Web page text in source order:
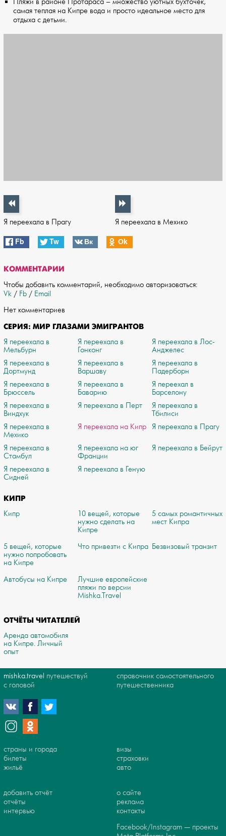
самая теплая на Кипре вода и просто идеальное место для
отдыха с детьми.
Я переехала в Прагу Я переехала в Мехико
Fb Tw Вк Оk
КОММЕНТАРИИ
Чтобы добавить комментарий, необходимо авторизоваться:
Vk / Fb / Email
Нет комментариев
СЕРИЯ: МИР ГЛАЗАМИ ЭМИГРАНТОВ
Я переехала в
Мельбурн
Я переехала в
Гонконг
Я переехала в Лос-
Анджелес
Я переехала в
Дортмунд
Я переехала в
Варшаву
Я переехала в
Падерборн
Я переехала в
Брюссель
Я переехала в
Баварию
Я переехал в
Барселону
Я переехала в
Виндхук
Я переехала в Перт
Я переехала в
Тбилиси
Я переехала в
Мехико
Я переехала на Кипр Я переехала в Прагу
Я переехала в
Стамбул
Я переехала на юг
Франции
Я переехала в Бейрут
Я переехала в
Сидней
Я переехала в Геную
КИПР
Кипр
10 вещей, которые
нужно сделать на
Кипре
5 самых романтичных
мест Кипра
5 вещей, которые
нужно попробовать
на Кипре
Что привезти с Кипра Безвизовый транзит
Автобусы на Кипре
Лучшие европейские
пляжи по версии
Mishka.Travel
ОТЧЁТЫ ЧИТАТЕЛЕЙ
Аренда автомобиля
на Кипре. Личный
опыт
mishka.travel путешествуй
с головой
справочник самостоятельного
путешественника
страны и города
билеты
жильё
визы
страховки
авто
добавить отчёт
отчёты
интервью
о сайте
реклама
контакты
Facebook/Instagram — проекты